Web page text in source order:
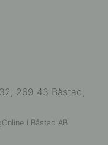
269 43 Båstad,
i Båstad AB